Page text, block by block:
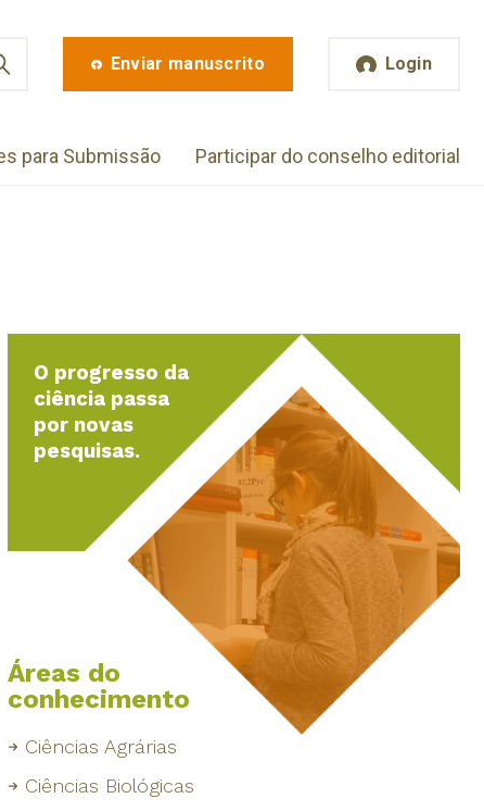
Enviar manuscrito Login
para Submissão Participar do conselho editorial
O progresso da
ciência passa
por novas
pesquisas.
Áreas do
conhecimento
Ciências Agrárias
Ciências Biológicas